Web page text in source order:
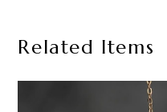
Related Items